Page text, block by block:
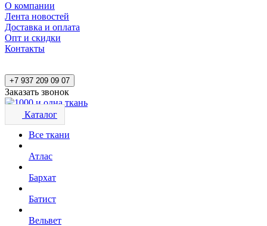
О компании
Лента новостей
Доставка и оплата
Опт и скидки
Контакты
+7 937 209 09 07
Заказать звонок
Каталог
Все ткани
Атлас
Бархат
Батист
Вельвет